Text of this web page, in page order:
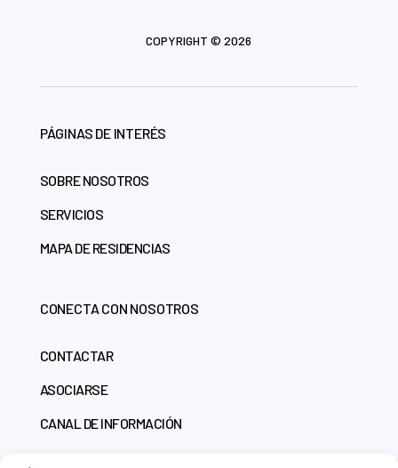
COPYRIGHT © 2026
PÁGINAS DE INTERÉS
SOBRE NOSOTROS
SERVICIOS
MAPA DE RESIDENCIAS
CONECTA CON NOSOTROS
CONTACTAR
ASOCIARSE
CANAL DE INFORMACIÓN